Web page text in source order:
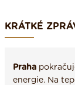
KRÁTKÉ
Praha
energie. Na